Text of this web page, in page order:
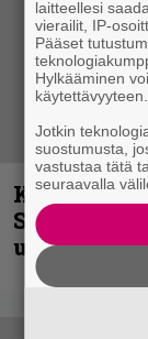
Shining
uudella
laitteellesi
vierailit, IP-
Pääset
Hylkääminen
käytettävyyteen.
Jotkin
suostumusta,
vastustaa tätä
seuraavalla